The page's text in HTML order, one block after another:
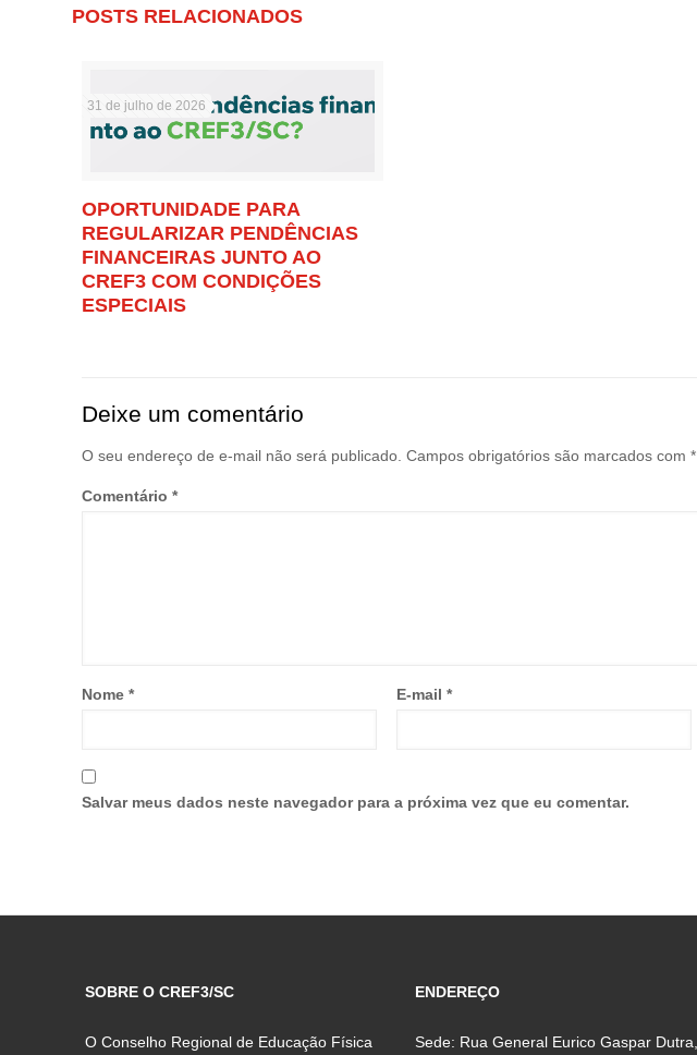
POSTS RELACIONADOS
31 de julho de 2026
OPORTUNIDADE PARA
REGULARIZAR PENDÊNCIAS
FINANCEIRAS JUNTO AO
CREF3 COM CONDIÇÕES
ESPECIAIS
Deixe um comentário
O seu endereço de e-mail não será publicado. Campos obrigatórios são marcados com *
Comentário *
Nome * E-mail *
Salvar meus dados neste navegador para a próxima vez que eu comentar.
SOBRE O CREF3/SC
O Conselho Regional de Educação Física
ENDEREÇO
Sede: Rua General Eurico Gaspar Dutra,